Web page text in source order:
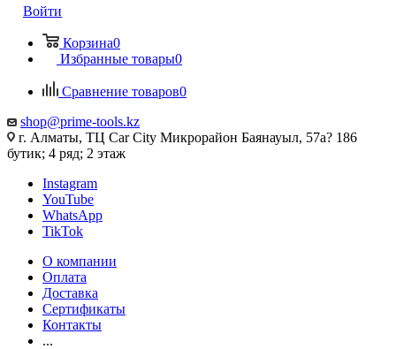
Войти
Корзина0
Избранные товары0
Сравнение товаров0
shop@prime-tools.kz
г. Алматы, ТЦ Car City​ ​Микрорайон Баянауыл, 57а? ​186
бутик; 4 ряд; 2 этаж
Instagram
YouTube
WhatsApp
TikTok
О компании
Оплата
Доставка
Сертификаты
Контакты
...